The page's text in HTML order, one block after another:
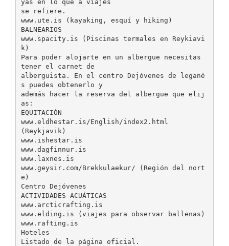
yas en lo que a viajes
se refiere.
www.ute.is (kayaking, esquí y hiking)
BALNEARIOS
www.spacity.is (Piscinas termales en Reykiavi
k)
Para poder alojarte en un albergue necesitas
tener el carnet de
alberguista. En el centro Dejóvenes de legané
s puedes obtenerlo y
además hacer la reserva del albergue que elij
as:
EQUITACIÓN
www.eldhestar.is/English/index2.html
(Reykjavik)
www.ishestar.is
www.dagfinnur.is
www.laxnes.is
www.geysir.com/Brekkulaekur/ (Región del nort
e)
Centro Dejóvenes
ACTIVIDADES ACUÁTICAS
www.arcticrafting.is
www.elding.is (viajes para observar ballenas)
www.rafting.is
Hoteles
Listado de la página oficial.